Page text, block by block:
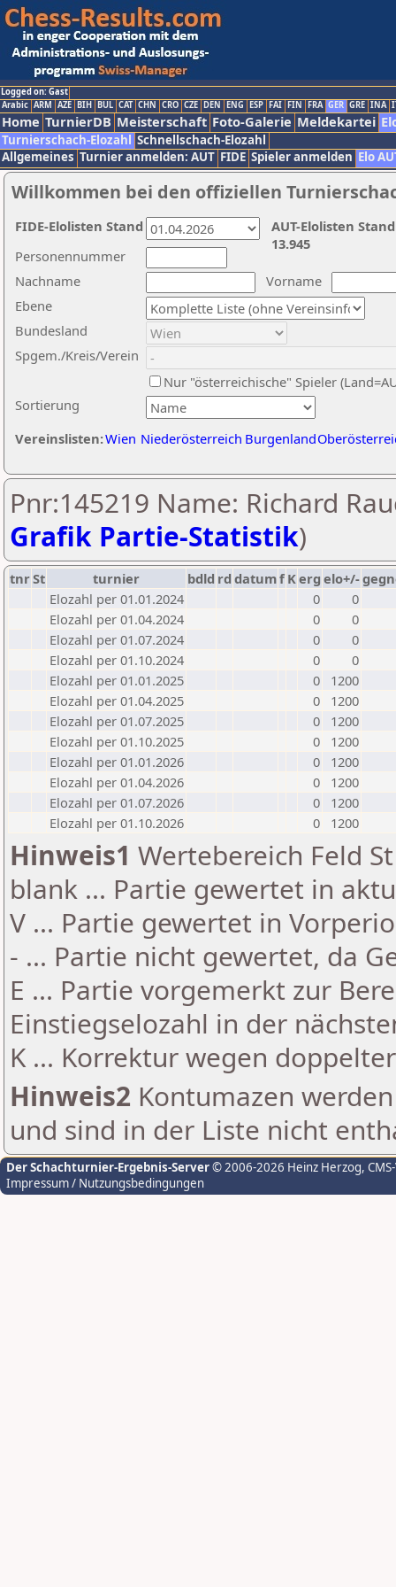
Logged on: Gast
Arabic ARM AZE BIH BUL CAT CHN CRO CZE DEN ENG ESP FAI FIN FRA GER GRE INA
Home TurnierDB Meisterschaft Foto-Galerie Meldekartei
Turnierschach-Elozahl Schnellschach-Elozahl
Allgemeines Turnier anmelden: AUT FIDE Spieler anmelden Elo
Willkommen bei den offiziellen
Nachname
Vorname
Ebene
Sortierung
Personennummer
Bundesland
Spgem./Kreis/Verein
Nur "österreichische" Spieler
Vereinslisten:Wien Niederösterreich Burgenland
AUT-Elolisten
13.945
FIDE-Elolisten Stand
Pnr:145219 Name: Richard
Grafik Partie-Statistik)
tnrSt turnier bdld rd datumf Kerg elo+/-
Elozahl per 01.01.2024
0
0
Elozahl per 01.04.2024
0
0
Elozahl per 01.07.2024
0
0
Elozahl per 01.10.2024
0
0
Elozahl per 01.01.2025
0
1200
Elozahl per 01.04.2025
0
1200
Elozahl per 01.07.2025
0
1200
Elozahl per 01.10.2025
0
1200
Elozahl per 01.01.2026
0
1200
Elozahl per 01.04.2026
0
1200
Elozahl per 01.07.2026
0
1200
Elozahl per 01.10.2026
0 1200
Hinweis1 Wertebereich Feld
blank ... Partie gewertet in
V ... Partie gewertet in
- ... Partie nicht gewertet, da
E ... Partie vorgemerkt zur
Einstiegselozahl in der
K ... Korrektur wegen
Hinweis2 Kontumazen
und sind in der Liste nicht
Der Schachturnier-Ergebnis-Server© 2006-2026 Heinz Herzog,
Impressum / Nutzungsbedingungen